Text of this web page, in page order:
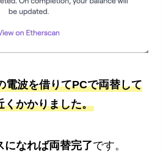
電波を借りてPCで両替して
くかかりました。
になれば両替完了です。